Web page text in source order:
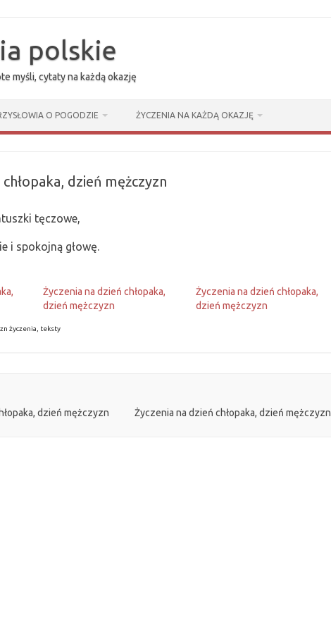
polskie
myśli, cytaty na każdą okazję
O POGODZIE ŻYCZENIA NA KAŻDĄ OKAZJĘ
dzień mężczyzn
tęczowe,
i spokojną głowę.
Życzenia na dzień chłopaka,
dzień mężczyzn
Życzenia na dzień chłopaka,
dzień mężczyzn
życzenia, teksty
dzień mężczyzn Życzenia na dzień chłopaka, dzień mężczyzn